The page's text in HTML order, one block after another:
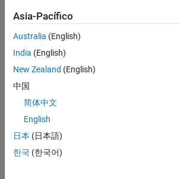
todos
empleos
en su
zona.
Aerospace and Defense Sales
Manager
Torrance
Asia-Pacífico
Australia (English)
India (English)
New Zealand (English)
中国
简体中文
English
日本 (日本語)
한국 (한국어)